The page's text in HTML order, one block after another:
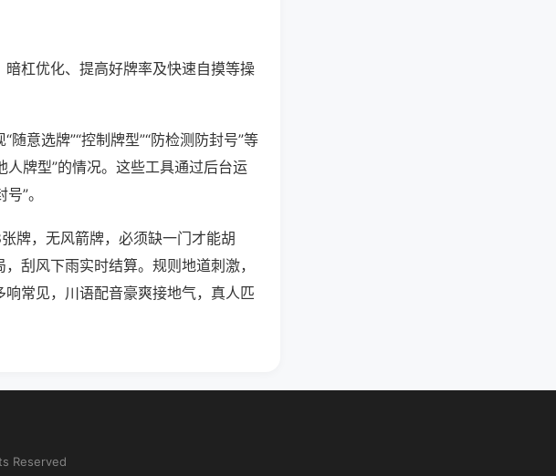
杠优化、提高好牌率及快速自摸等操
意选牌”“控制牌型”“防检测防封号”等
人牌型”的情况。这些工具通过后台运
”。
牌，无风箭牌，必须缺一门才能胡
刮风下雨实时结算。规则地道刺激，
常见，川语配音豪爽接地气，真人匹
Reserved